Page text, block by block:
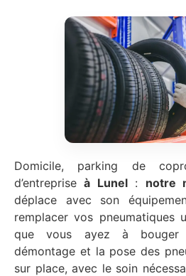
Domicile, parking de
d’entrepriseà Lunel: notre
déplace avec son
remplacer vos pneumatiques
que vous ayez à bouger
démontage et la pose des
sur place, avec le soin